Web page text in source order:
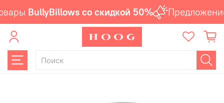
BullyBillows со скидкой 50% Предложение